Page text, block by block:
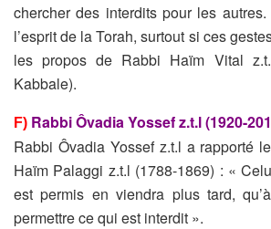
chercher des interdits pour les
l’esprit de la Torah, surtout si ces
les propos de Rabbi Haïm Vital
Kabbale).
F) Rabbi Ôvadia Yossef z.t.l (1920-
Rabbi Ôvadia Yossef z.t.l a rapporté
Haïm Palaggi z.t.l (1788-1869) : «
est permis en viendra plus tard,
permettre ce qui est interdit ».